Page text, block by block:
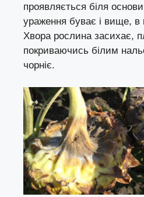
проявляється біля
ураження буває і вище, в
Хвора рослина засихає,
покриваючись білим
чорніє.